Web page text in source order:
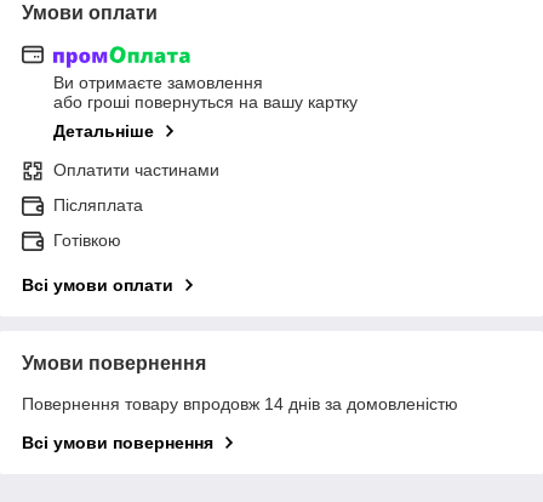
Умови оплати
Ви отримаєте замовлення
або гроші повернуться на вашу картку
Детальніше
Оплатити частинами
Післяплата
Готівкою
Всі умови оплати
Умови повернення
Повернення товару впродовж 14 днів за домовленістю
Всі умови повернення